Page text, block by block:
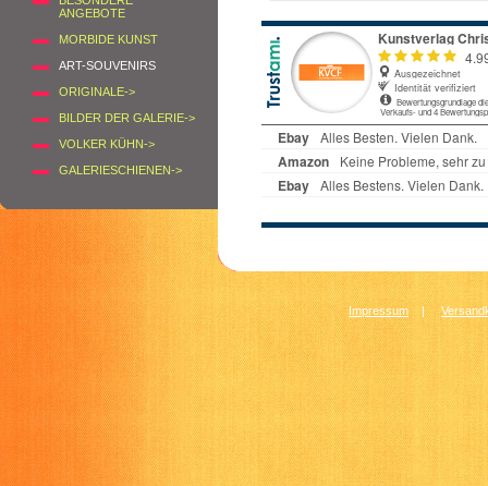
ANGEBOTE
MORBIDE KUNST
ART-SOUVENIRS
ORIGINALE->
BILDER DER GALERIE->
VOLKER KÜHN->
GALERIESCHIENEN->
Impressum |